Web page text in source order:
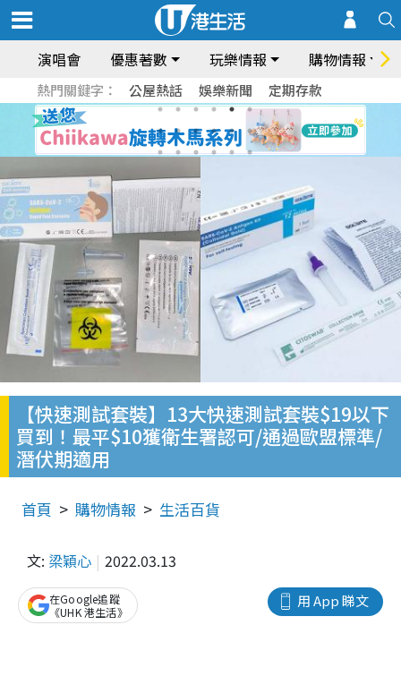
演唱會 優惠著數 玩樂情報 購物情報
熱門關鍵字： 公屋熱話 娛樂新聞 定期存款
【快速測試套裝】13大快速測試套裝$19以下
買到！最平$10獲衛生署認可/通過歐盟標準/
潛伏期適用
首頁 購物情報 生活百貨
文: 梁穎心 2022.03.13
用 App 睇文
在Google追蹤
《UHK 港生活》